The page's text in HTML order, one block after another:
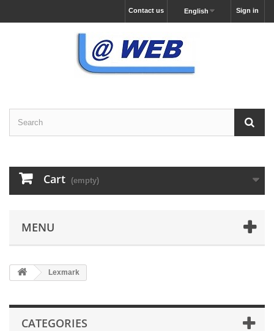
Sign in
English
Contact us
Cart (empty)
MENU
Lexmark
CATEGORIES